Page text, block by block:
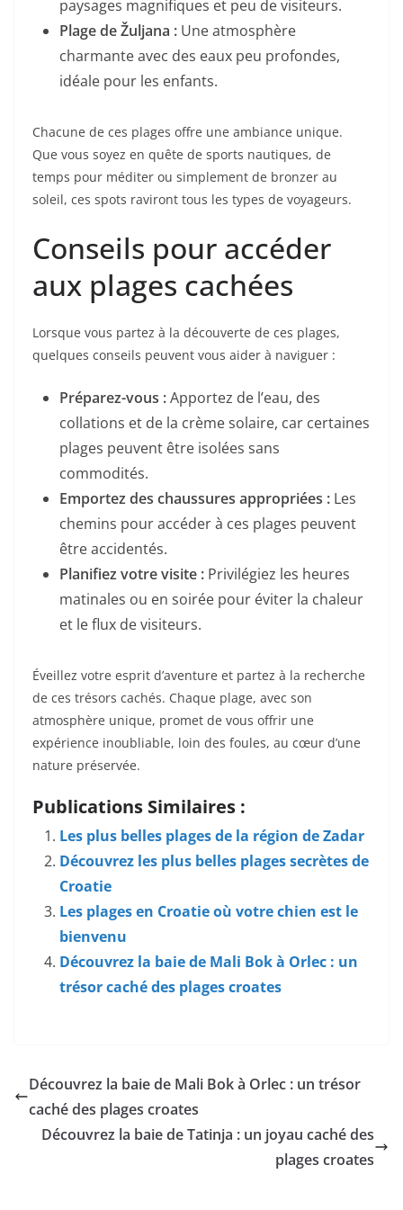
paysages magnifiques et peu de visiteurs.
Plage de Žuljana : Une atmosphère
charmante avec des eaux peu profondes,
idéale pour les enfants.
Chacune de ces plages offre une ambiance unique.
Que vous soyez en quête de sports nautiques, de
temps pour méditer ou simplement de bronzer au
soleil, ces spots raviront tous les types de voyageurs.
Conseils pour accéder
aux plages cachées
Lorsque vous partez à la découverte de ces plages,
quelques conseils peuvent vous aider à naviguer :
Préparez-vous :Apportez de l’eau, des
collations et de la crème solaire, car certaines
plages peuvent être isolées sans
commodités.
Emportez des chaussures appropriées : Les
chemins pour accéder à ces plages peuvent
être accidentés.
Planifiez votre visite : Privilégiez les heures
matinales ou en soirée pour éviter la chaleur
et le flux de visiteurs.
Éveillez votre esprit d’aventure et partez à la recherche
de ces trésors cachés. Chaque plage, avec son
atmosphère unique, promet de vous offrir une
expérience inoubliable, loin des foules, au cœur d’une
nature préservée.
Publications Similaires :
Les plus belles plages de la région de Zadar
Découvrez les plus belles plages secrètes de
Croatie
Les plages en Croatie où votre chien est le
bienvenu
Découvrez la baie de Mali Bok à Orlec : un
trésor caché des plages croates
Découvrez la baie de Mali Bok à Orlec : un trésor
caché des plages croates
Découvrez la baie de Tatinja : un joyau caché des
plages croates